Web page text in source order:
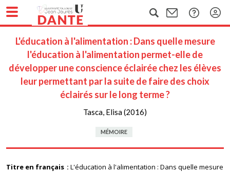
L'éducation à l'alimentation : Dans quelle mesure
l'éducation à l'alimentation permet-elle de
développer une conscience éclairée chez les élèves
leur permettant par la suite de faire des choix
éclairés sur le long terme ?
Tasca, Elisa (2016)
MÉMOIRE
Titre en français
L'éducation à l'alimentation : Dans quelle mesure